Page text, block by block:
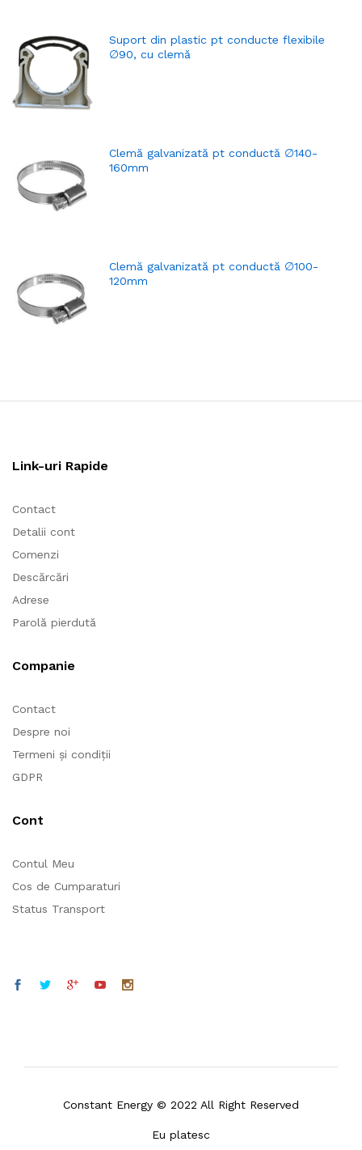
Suport din plastic pt conducte flexibile
∅90, cu clemă
Clemă galvanizată pt conductă ∅140-
160mm
Clemă galvanizată pt conductă ∅100-
120mm
Link-uri Rapide
Contact
Detalii cont
Comenzi
Descărcări
Adrese
Parolă pierdută
Companie
Contact
Despre noi
Termeni și condiții
GDPR
Cont
Contul Meu
Cos de Cumparaturi
Status Transport
Constant Energy © 2022 All Right Reserved
Eu platesc